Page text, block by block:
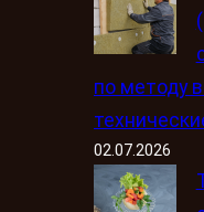
по методу
02.07.2026